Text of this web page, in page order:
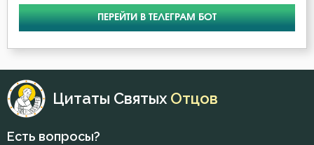
Намерение
Нерадение
Обличение
ПЕРЕЙТИ В ТЕЛЕГРАМ БОТ
Цитаты Святых Отцов
Есть вопросы?